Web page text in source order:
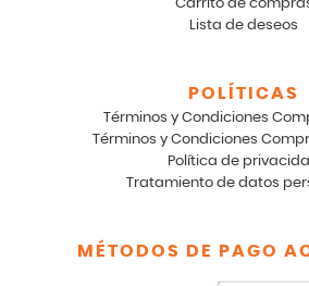
Carrito de
Lista de deseos
POLÍTICAS
Términos y Condiciones
Términos y Condiciones
Política de
Tratamiento de datos
MÉTODOS DE PAGO